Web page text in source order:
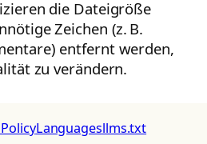
die Dateigröße
Zeichen (z. B.
entfernt werden,
zu verändern.
Languagesllms.txt